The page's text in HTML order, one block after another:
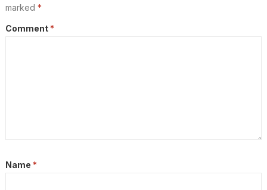
marked *
Comment *
Name *